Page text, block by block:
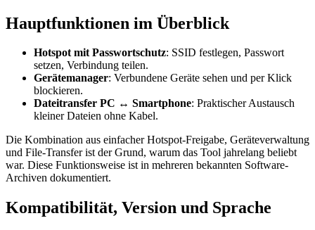
Hauptfunktionen im Überblick
Hotspot mit Passwortschutz: SSID festlegen, Passwort
setzen, Verbindung teilen.
Gerätemanager: Verbundene Geräte sehen und per Klick
blockieren.
Dateitransfer PC ↔ Smartphone: Praktischer Austausch
kleiner Dateien ohne Kabel.
Die Kombination aus einfacher Hotspot-Freigabe, Geräteverwaltung
und File-Transfer ist der Grund, warum das Tool jahrelang beliebt
war. Diese Funktionsweise ist in mehreren bekannten Software-
Archiven dokumentiert.
Kompatibilität, Version und Sprache